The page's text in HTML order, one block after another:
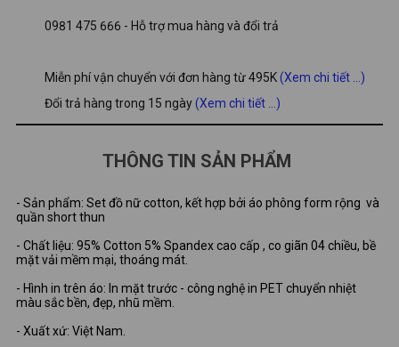
0981 475 666 - Hỗ trợ mua hàng và đổi trả
Miễn phí vận chuyển với đơn hàng từ 495K(Xem chi tiết ...)
Đổi trả hàng trong 15 ngày(Xem chi tiết ...)
THÔNG TIN SẢN PHẨM
- Sản phẩm: Set đồ nữ cotton, kết hợp bởi áo phông form rộng và
quần short thun
- Chất liệu: 95% Cotton 5% Spandex cao cấp , co giãn 04 chiều, bề
mặt vải mềm mại, thoáng mát.
- Hình in trên áo: In mặt trước - công nghệ in PET chuyển nhiệt
màu sắc bền, đẹp, nhũ mềm.
- Xuất xứ: Việt Nam.